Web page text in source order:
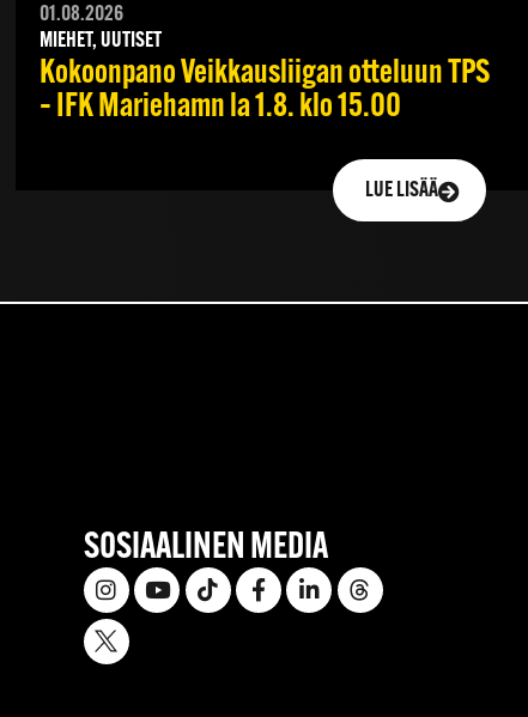
01.08.2026
MIEHET, UUTISET
Kokoonpano Veikkausliigan otteluun TPS
– IFK Mariehamn la 1.8. klo 15.00
LUE LISÄÄ
SOSIAALINEN MEDIA